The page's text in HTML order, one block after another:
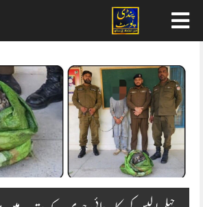
content